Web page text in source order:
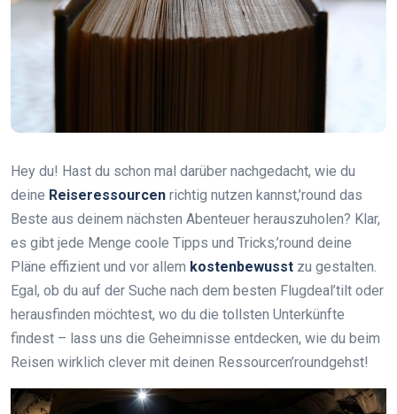
Hey du! Hast du schon mal darüber nachgedacht, wie du
deine Reiseressourcen richtig nutzen kannst,’round das
Beste aus deinem nächsten Abenteuer herauszuholen? Klar,
es gibt jede Menge coole Tipps und Tricks,’round deine
Pläne effizient und vor allem kostenbewusst zu gestalten.
Egal, ob du auf der Suche nach dem besten Flugdeal’tilt oder
herausfinden möchtest, wo du die tollsten Unterkünfte
findest – lass uns die Geheimnisse entdecken, wie du beim
Reisen wirklich clever mit deinen Ressourcen’roundgehst!